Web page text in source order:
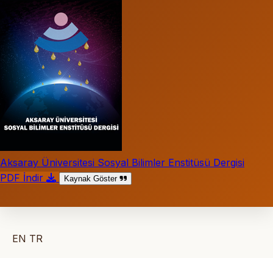
Aksaray Üniversitesi Sosyal Bilimler Enstitüsü Dergisi
PDF İndir
Kaynak Göster
EN TR